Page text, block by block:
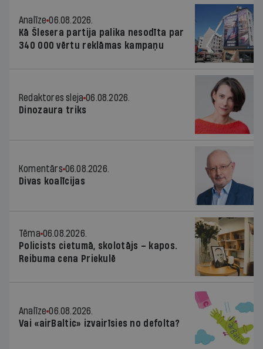
Analīze 06.08.2026.
Kā Šlesera partija palika nesodīta par
340 000 vērtu reklāmas kampaņu
Redaktores sleja 06.08.2026.
Dinozaura triks
Komentārs 06.08.2026.
Divas koalīcijas
Tēma 06.08.2026.
Policists cietumā, skolotājs – kapos.
Reibuma cena Priekulē
Analīze 06.08.2026.
Vai «airBaltic» izvairīsies no defolta?